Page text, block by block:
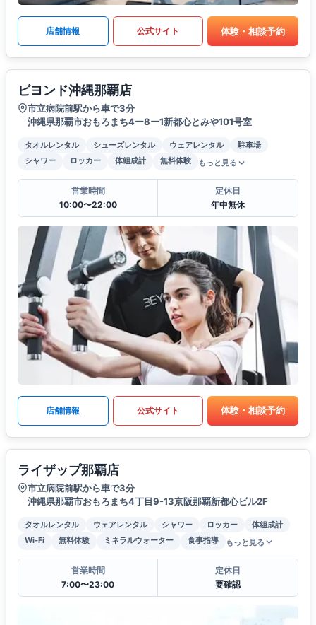
店舗情報 公式サイト 体験・相談予約
ビヨンド沖縄那覇店
市立病院前駅から車で3分
沖縄県那覇市おもろまち4ー8ー1新都心とみや101号室
タオルレンタル シューズレンタル ウェアレンタル
駐車場
シャワー
ロッカー 体組成計 無料体験 もっと見る
営業時間
10:00〜22:00
定休日
年中無休
店舗情報 公式サイト 体験・相談予約
ライザップ那覇店
市立病院前駅から車で3分
沖縄県那覇市おもろまち4丁目9-13京阪那覇新都心ビル2F
タオルレンタル ウェアレンタル シャワー ロッカー
体組成計
Wi-Fi
無料体験 ミネラルウォーター 食事指導 もっと見る
営業時間
7:00〜23:00
定休日
要確認